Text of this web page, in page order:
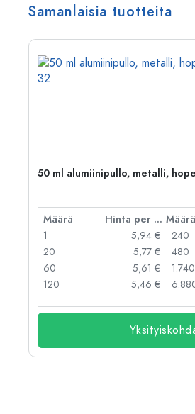
Samanlaisia tuotteita
50 ml alumiinipullo, metalli,
Määrä Hinta per kpl Määrä
1
5,94 €
20
5,77 €
60
5,61 €
120
5,46 €
240
480
1.740